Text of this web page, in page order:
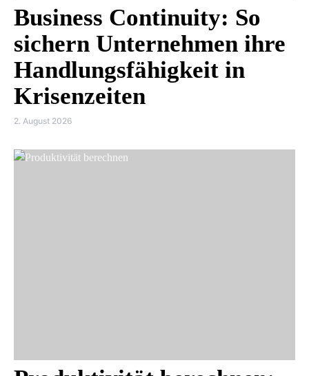
Business Continuity: So
sichern Unternehmen ihre
Handlungsfähigkeit in
Krisenzeiten
2. August 2026